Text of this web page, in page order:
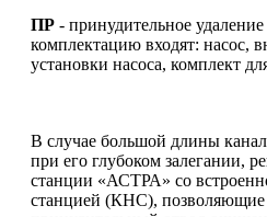
ПР - принудительное
комплектацию входят: насос,
установки насоса, комплект
В случае большой длины
при его глубоком залегании,
станции «АСТРА» со
станцией (КНС), позволяющие